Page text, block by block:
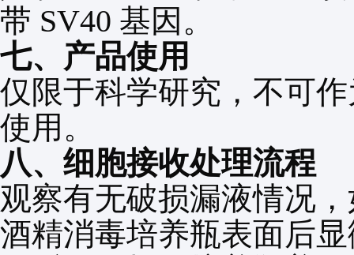
带 SV40 基因。
七、产品使用
仅限于科学研究，不可
使用。
八、细胞接收处理流程
观察有无破损漏液情况
酒精消毒培养瓶表面后